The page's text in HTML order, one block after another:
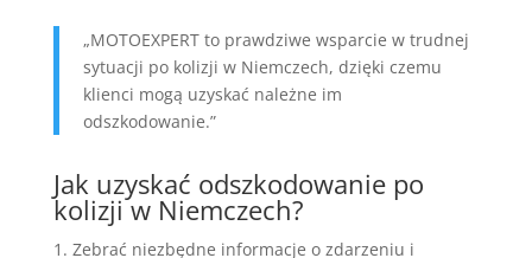
„MOTOEXPERT to prawdziwe wsparcie w trudnej
sytuacji po kolizji w Niemczech, dzięki czemu
klienci mogą uzyskać należne im
odszkodowanie.”
Jak uzyskać odszkodowanie po
kolizji w Niemczech?
Zebrać niezbędne informacje o zdarzeniu i